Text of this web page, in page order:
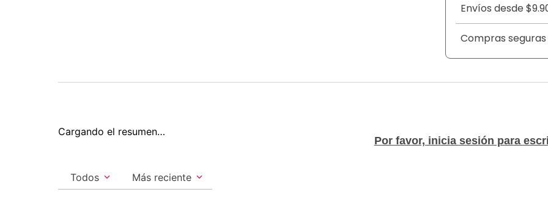
Envíos desde
Compras seguras
Cargando el resumen…
Por favor, inicia sesión para
Más reciente
Todos